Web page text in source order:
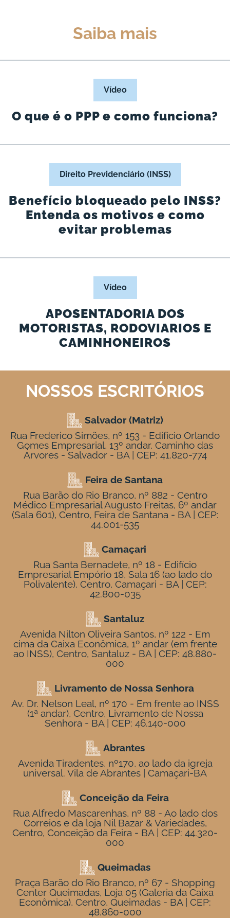
Saiba mais
Vídeo
O que é o PPP e como funciona?
Direito Previdenciário (INSS)
Benefício bloqueado pelo INSS?
Entenda os motivos e como
evitar problemas
Vídeo
APOSENTADORIA DOS
MOTORISTAS, RODOVIARIOS E
CAMINHONEIROS
NOSSOS ESCRITÓRIOS
Salvador (Matriz)
Rua Frederico Simões, nº 153 - Edifício Orlando
Gomes Empresarial, 13º andar, Caminho das
Árvores - Salvador - BA | CEP: 41.820-774
Feira de Santana
Rua Barão do Rio Branco, nº 882 - Centro
Médico Empresarial Augusto Freitas, 6º andar
(Sala 601), Centro, Feira de Santana - BA | CEP:
44.001-535
Camaçari
Rua Santa Bernadete, nº 18 - Edifício
Empresarial Empório 18, Sala 16 (ao lado do
Polivalente), Centro, Camaçari - BA | CEP:
42.800-035
Santaluz
Avenida Nilton Oliveira Santos, nº 122 - Em
cima da Caixa Econômica, 1º andar (em frente
ao INSS), Centro, Santaluz - BA | CEP: 48.880-
000
Livramento de Nossa Senhora
Av. Dr. Nelson Leal, nº 170 - Em frente ao INSS
(1ª andar), Centro, Livramento de Nossa
Senhora - BA | CEP: 46.140-000
Abrantes
Avenida Tiradentes, nº170, ao lado da igreja
universal. Vila de Abrantes | Camaçari-BA
Conceição da Feira
Rua Alfredo Mascarenhas, nº 88 - Ao lado dos
Correios e da loja Nil Bazar & Variedades,
Centro, Conceição da Feira - BA | CEP: 44.320-
000
Queimadas
Praça Barão do Rio Branco, nº 67 - Shopping
Center Queimadas, Loja 05 (Galeria da Caixa
Econômica), Centro, Queimadas - BA | CEP:
48.860-000